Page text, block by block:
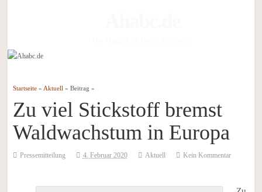
Startseite» Aktuell» Beitrag »
Zu viel Stickstoff bremst
Waldwachstum in Europa
Pressemitteilung 4. Februar 2020 Aktuell Kein Kommentar